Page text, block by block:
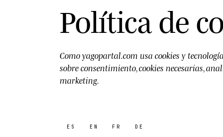
Política de
Como yagopartal.com usa cookies y
sobre consentimiento, cookies necesarias,
marketing.
ES EN FR DE